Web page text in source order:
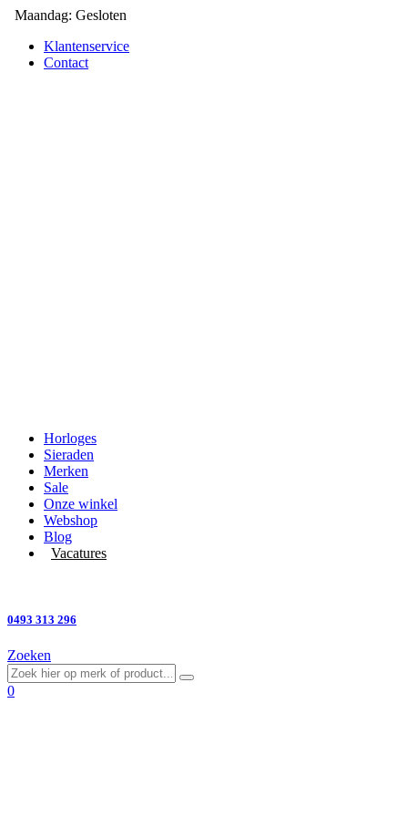
Maandag: Gesloten
Klantenservice
Contact
Horloges
Sieraden
Merken
Sale
Onze winkel
Webshop
Blog
Vacatures
0493 313 296
Zoeken
0